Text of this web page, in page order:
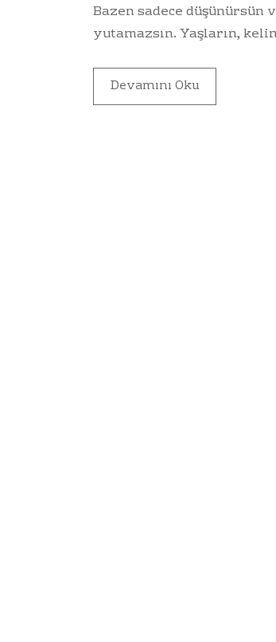
Bazen sadece düşünürsün
yutamazsın. Yaşların,
Devamını Oku